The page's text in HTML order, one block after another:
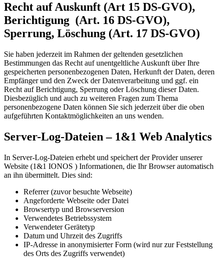
Recht auf Auskunft (Art 15 DS-GVO),
Berichtigung (Art. 16 DS-GVO),
Sperrung, Löschung (Art. 17 DS-GVO)
Sie haben jederzeit im Rahmen der geltenden gesetzlichen
Bestimmungen das Recht auf unentgeltliche Auskunft über Ihre
gespeicherten personenbezogenen Daten, Herkunft der Daten, deren
Empfänger und den Zweck der Datenverarbeitung und ggf. ein
Recht auf Berichtigung, Sperrung oder Löschung dieser Daten.
Diesbezüglich und auch zu weiteren Fragen zum Thema
personenbezogene Daten können Sie sich jederzeit über die oben
aufgeführten Kontaktmöglichkeiten an uns wenden.
Server-Log-Dateien – 1&1 Web Analytics
In Server-Log-Dateien erhebt und speichert der Provider unserer
Website (1&1 IONOS ) Informationen, die Ihr Browser automatisch
an ihn übermittelt. Dies sind:
Referrer (zuvor besuchte Webseite)
Angeforderte Webseite oder Datei
Browsertyp und Browserversion
Verwendetes Betriebssystem
Verwendeter Gerätetyp
Datum und Uhrzeit des Zugriffs
IP-Adresse in anonymisierter Form (wird nur zur Feststellung
des Orts des Zugriffs verwendet)